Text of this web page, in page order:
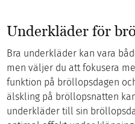
Underkläder för
Bra underkläder kan vara
men väljer du att fokusera
funktion på bröllopsdagen
älskling på bröllopsnatten
underkläder till sin